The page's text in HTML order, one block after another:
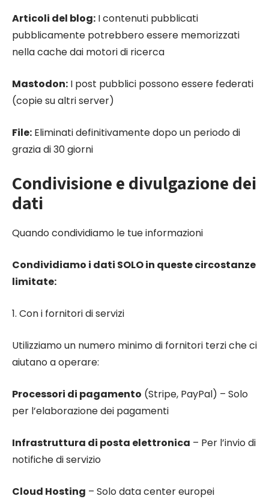
Articoli del blog: I contenuti pubblicati
pubblicamente potrebbero essere memorizzati
nella cache dai motori di ricerca
Mastodon: I post pubblici possono essere federati
(copie su altri server)
File: Eliminati definitivamente dopo un periodo di
grazia di 30 giorni
Condivisione e divulgazione dei
dati
Quando condividiamo le tue informazioni
Condividiamo i dati SOLO in queste circostanze
limitate:
1. Con i fornitori di servizi
Utilizziamo un numero minimo di fornitori terzi che ci
aiutano a operare:
Processori di pagamento (Stripe, PayPal) – Solo
per l’elaborazione dei pagamenti
Infrastruttura di posta elettronica – Per l’invio di
notifiche di servizio
Cloud Hosting – Solo data center europei